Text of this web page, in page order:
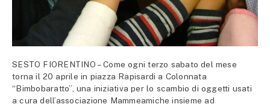
SESTO FIORENTINO – Come ogni terzo sabato del mese
torna il 20 aprile in piazza Rapisardi a Colonnata
“Bimbobaratto”, una iniziativa per lo scambio di oggetti usati
a cura dell’associazione Mammeamiche insieme ad